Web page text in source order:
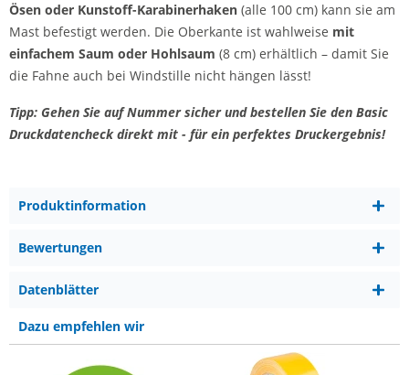
Ösen oder Kunstoff-Karabinerhaken (alle 100 cm) kann sie am
Mast befestigt werden. Die Oberkante ist wahlweise mit
einfachem Saum oder Hohlsaum (8 cm) erhältlich – damit Sie
die Fahne auch bei Windstille nicht hängen lässt!
Tipp: Gehen Sie auf Nummer sicher und bestellen Sie den Basic
Druckdatencheck direkt mit - für ein perfektes Druckergebnis!
Produktinformation
Bewertungen
Datenblätter
Dazu empfehlen wir